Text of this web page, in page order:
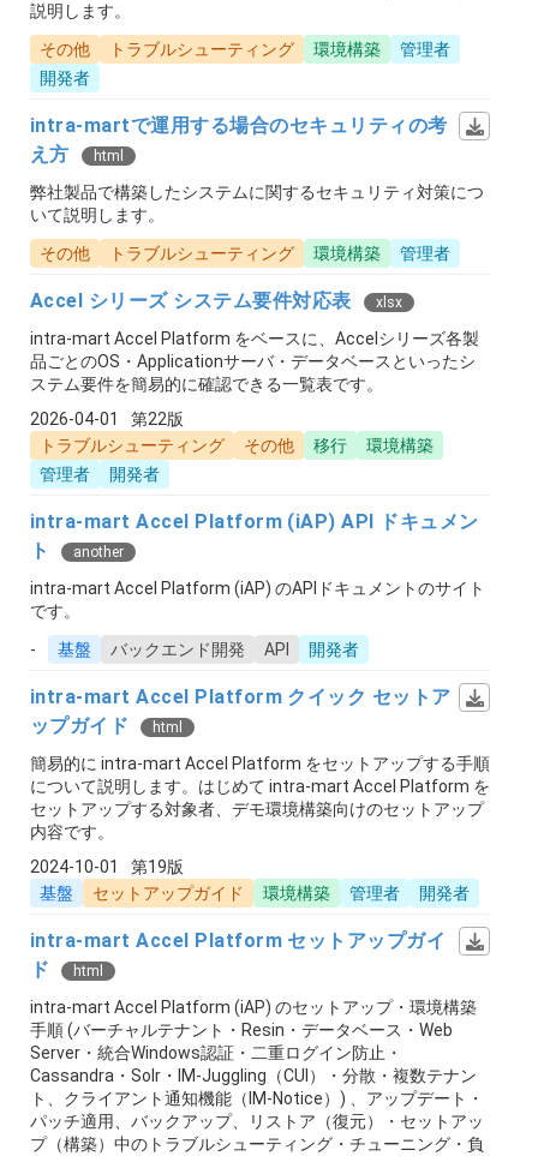
説明します。
その他
トラブルシューティング 環境構築
管理者
開発者
intra-martで運用する場合のセキュリティの考
え方
html
弊社製品で構築したシステムに関するセキュリティ対策につ
いて説明します。
その他
トラブルシューティング 環境構築 管理者
Accel シリーズ システム要件対応表 xlsx
intra-mart Accel Platform をベースに、Accelシリーズ各製
品ごとのOS・Applicationサーバ・データベースといったシ
ステム要件を簡易的に確認できる一覧表です。
2026-04-01
第22版
トラブルシューティング
その他 移行
環境構築
管理者
開発者
intra-mart Accel Platform (iAP) API ドキュメン
ト
another
intra-mart Accel Platform (iAP) のAPIドキュメントのサイト
です。
-
基盤 バックエンド開発 API 開発者
intra-mart Accel Platform クイック セットア
ップガイド
html
簡易的に intra-mart Accel Platform をセットアップする手順
について説明します。はじめて intra-mart Accel Platform を
セットアップする対象者、デモ環境構築向けのセットアップ
内容です。
2024-10-01
第19版
基盤
セットアップガイド 環境構築 管理者 開発者
intra-mart Accel Platform セットアップガイ
ド
html
intra-mart Accel Platform (iAP) のセットアップ・環境構築
手順 (バーチャルテナント・Resin・データベース・Web
Server・統合Windows認証・二重ログイン防止・
Cassandra・Solr・IM-Juggling（CUI）・分散・複数テナン
ト、クライアント通知機能（IM-Notice）) 、アップデート・
パッチ適用、バックアップ、リストア（復元）・セットアッ
プ（構築）中のトラブルシューティング・チューニング・負